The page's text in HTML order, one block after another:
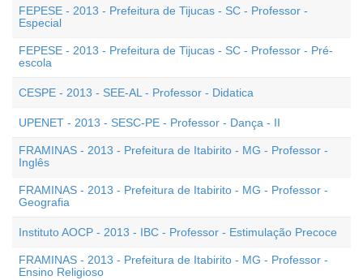
FEPESE - 2013 - Prefeitura de Tijucas - SC - Professor -
Especial
FEPESE - 2013 - Prefeitura de Tijucas - SC - Professor - Pré-
escola
CESPE - 2013 - SEE-AL - Professor - Didatica
UPENET - 2013 - SESC-PE - Professor - Dança - II
FRAMINAS - 2013 - Prefeitura de Itabirito - MG - Professor -
Inglês
FRAMINAS - 2013 - Prefeitura de Itabirito - MG - Professor -
Geografia
Instituto AOCP - 2013 - IBC - Professor - Estimulação Precoce
FRAMINAS - 2013 - Prefeitura de Itabirito - MG - Professor -
Ensino Religioso